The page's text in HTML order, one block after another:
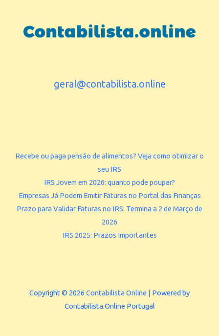
geral@contabilista.online
Recebe ou paga pensão de alimentos? Veja como otimizar o
seu IRS
IRS Jovem em 2026: quanto pode poupar?
Empresas Já Podem Emitir Faturas no Portal das Finanças
Prazo para Validar Faturas no IRS: Termina a 2 de Março de
2026
IRS 2025: Prazos Importantes
Copyright © 2026 Contabilista Online | Powered by
Contabilista.Online Portugal